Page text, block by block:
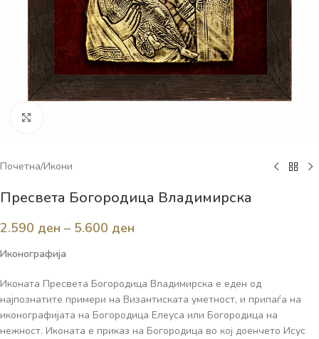
Почетна/Икони
Пресвета Богородица Владимирска
2.590 ден – 5.600 ден
Иконографија
Иконата Пресвета Богородица Владимирска е еден од
најпознатите примери на Византиската уметност, и припаѓа на
иконографијата на Богородица Елеуса или Богородица на
нежност. Иконата е приказ на Богородица во кој доенчето Исус